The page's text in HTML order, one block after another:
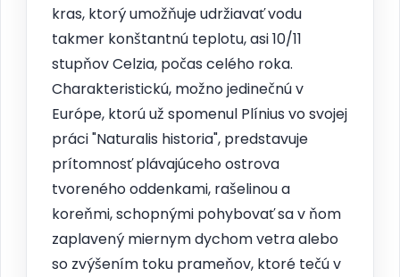
kras, ktorý umožňuje udržiavať vodu
takmer konštantnú teplotu, asi 10/11
stupňov Celzia, počas celého roka.
Charakteristickú, možno jedinečnú v
Európe, ktorú už spomenul Plínius vo svojej
práci "Naturalis historia", predstavuje
prítomnosť plávajúceho ostrova
tvoreného oddenkami, rašelinou a
koreňmi, schopnými pohybovať sa v ňom
zaplavený miernym dychom vetra alebo
so zvýšením toku prameňov, ktoré tečú v